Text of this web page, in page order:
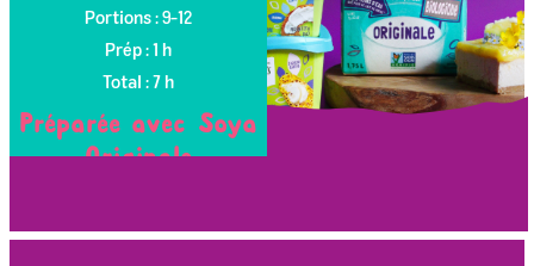
Portions : 9-12
Prép : 1 h
Total : 7 h
Préparée avec Soya
Originale